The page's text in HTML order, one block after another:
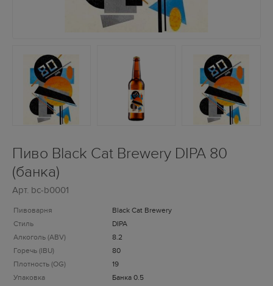
Пиво Black Cat Brewery DIPA 80
(банка)
Арт. bc-b0001
Пивоварня
Black Cat Brewery
Стиль
DIPA
Алкоголь (ABV)
8.2
Горечь (IBU)
80
Плотность (OG)
19
Упаковка
Банка 0.5